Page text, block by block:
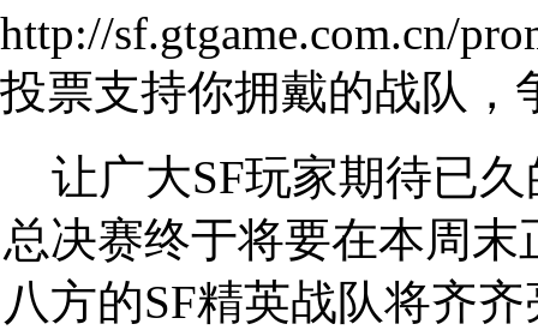
http://sf.gtgame.com.cn/
投票支持你拥戴的战队，
让广大SF玩家期待已
总决赛终于将要在本周
八方的SF精英战队将齐